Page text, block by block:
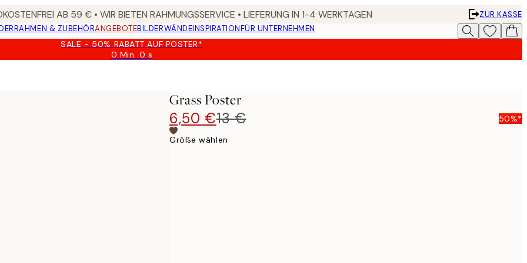
AB 59 € • WIR BIETEN RAHMUNGSSERVICE • LIEFERUNG IN 1-4 WERKTAGEN
ZUR KASSE
RAHMEN & ZUBEHÖRANGEBOTEBILDERWÄNDEINSPIRATIONFÜR UNTERNEHMEN
SALE - 50% RABATT AUF POSTER*
0 Min. 0 s
Gültig
Grass Poster
6,50 €13 € 50%*
Größe wählen